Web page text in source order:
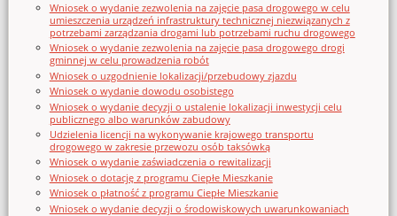
Wniosek o wydanie zezwolenia na zajęcie pasa drogowego w celu
umieszczenia urządzeń infrastruktury technicznej niezwiązanych z
potrzebami zarządzania drogami lub potrzebami ruchu drogowego
Wniosek o wydanie zezwolenia na zajęcie pasa drogowego drogi
gminnej w celu prowadzenia robót
Wniosek o uzgodnienie lokalizacji/przebudowy zjazdu
Wniosek o wydanie dowodu osobistego
Wniosek o wydanie decyzji o ustalenie lokalizacji inwestycji celu
publicznego albo warunków zabudowy
Udzielenia licencji na wykonywanie krajowego transportu
drogowego w zakresie przewozu osób taksówką
Wniosek o wydanie zaświadczenia o rewitalizacji
Wniosek o dotację z programu Ciepłe Mieszkanie
Wniosek o płatność z programu Ciepłe Mieszkanie
Wniosek o wydanie decyzji o środowiskowych uwarunkowaniach